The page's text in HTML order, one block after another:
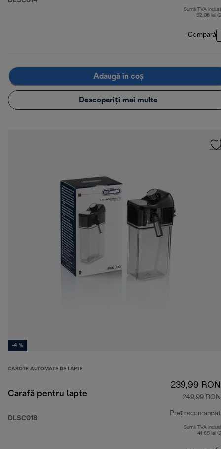
Sumă TVA
52,06 lei
Compară
Adaugă în coș
Descoperiți mai multe
-4 %
CAROTE AUTOMATE DE LAPTE
Carafă pentru lapte
DLSC018
239,99 RON
249,99 RON
Preț recomandat
Sumă TVA
41,65 lei